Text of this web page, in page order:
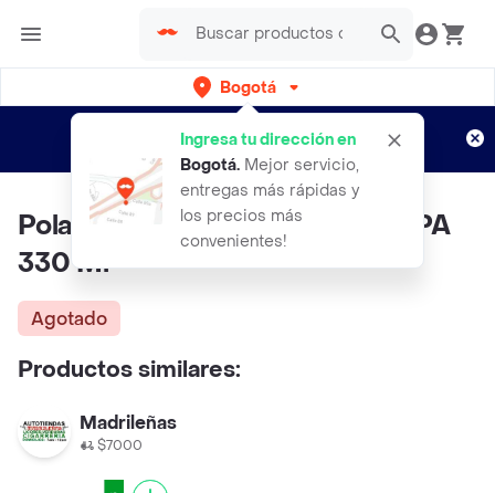
Bogotá
Ingresa tu dirección en
Bogotá. Mejor servicio,
entregas más rápidas y
los precios más
convenientes!
envíos gratis por semanas
Aplican TyC
Pola del Pub 4-pack cerveza APA
330 Ml
Agotado
Productos similares:
Madrileñas
$7000